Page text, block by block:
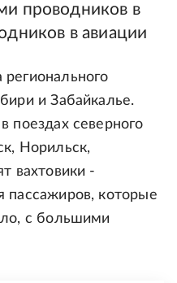
проводников в
в авиации
и Забайкалье.
поездах северного
Норильск,
вахтовики -
пассажиров, которые
с большими